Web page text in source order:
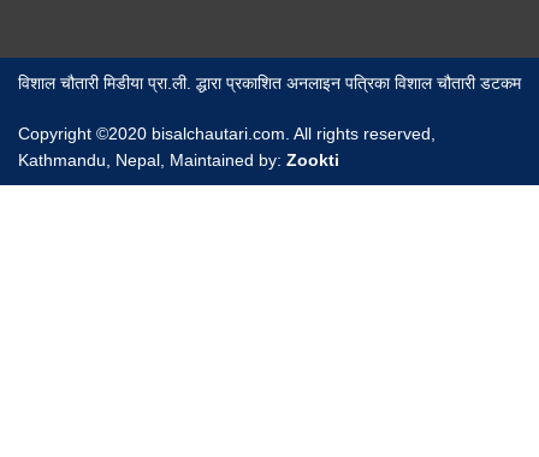
विशाल चौतारी मिडीया प्रा.ली. द्धारा प्रकाशित अनलाइन पत्रिका विशाल चौतारी डटकम
Copyright ©2020 bisalchautari.com. All rights reserved,
Kathmandu, Nepal, Maintained by: Zookti